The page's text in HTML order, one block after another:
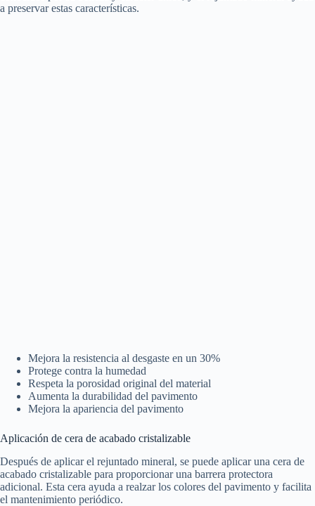
a preservar estas características.
Mejora la resistencia al desgaste en un 30%
Protege contra la humedad
Respeta la porosidad original del material
Aumenta la durabilidad del pavimento
Mejora la apariencia del pavimento
Aplicación de cera de acabado cristalizable
Después de aplicar el rejuntado mineral, se puede aplicar una cera de
acabado cristalizable para proporcionar una barrera protectora
adicional. Esta cera ayuda a realzar los colores del pavimento y facilita
el mantenimiento periódico.